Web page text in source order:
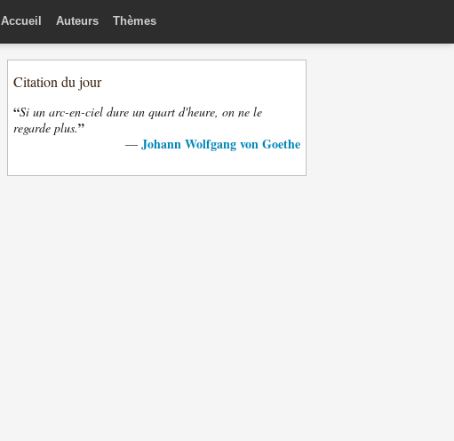
Accueil Auteurs Thèmes
Citation du jour
“Si un arc-en-ciel dure un quart d'heure, on ne le
regarde plus.”
— Johann Wolfgang von Goethe